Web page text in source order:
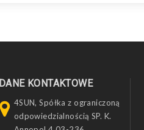
DANE KONTAKTOWE
4SUN, Spółka z ograniczoną
odpowiedzialnością SP. K.